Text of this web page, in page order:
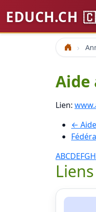
EDUCH.CH
Accueil
Aide
Lien:
←
ABCDEFGH